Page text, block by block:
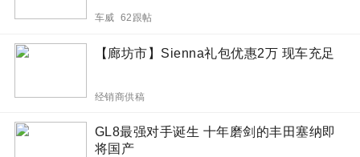
车威 62跟帖
【廊坊市】Sienna礼包优惠2万 现车充足
经销商供稿
GL8最强对手诞生 十年磨剑的丰田塞纳即
将国产